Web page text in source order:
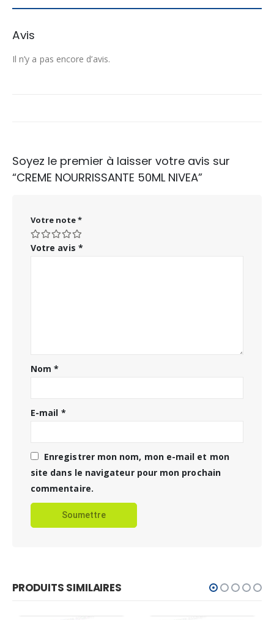
Avis
Il n’y a pas encore d’avis.
Soyez le premier à laisser votre avis sur
“CREME NOURRISSANTE 50ML NIVEA”
Votre note*
Votre avis *
Nom*
E-mail *
Enregistrer mon nom, mon e-mail et mon
site dans le navigateur pour mon prochain
commentaire.
PRODUITS SIMILAIRES